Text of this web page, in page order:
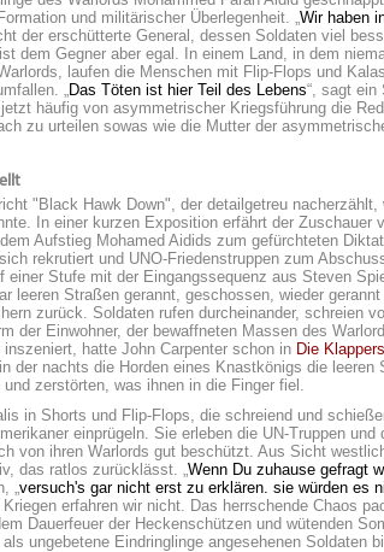
und militärischer Überlegenheit. „Wir haben
der erschütterte General, dessen Soldaten viel
dem Gegner aber egal. In einem Land, in dem
laufen die Menschen mit Flip-Flops und
„Das Töten ist hier Teil des Lebens“, sagt ein
häufig von asymmetrischer Kriegsführung die
zu urteilen sowas wie die Mutter der
"Black Hawk Down", der detailgetreu nacherzählt,
In einer kurzen Exposition erfährt der Zuschauer
Aufstieg Mohamed Aidids zum gefürchteten
rekrutiert und UNO-Friedenstruppen zum
Stufe mit der Eingangssequenz aus Steven
leeren Straßen gerannt, geschossen, wieder gerannt
zurück. Soldaten rufen durcheinander, schreien
der Einwohner, der bewaffneten Massen des
hatte John Carpenter schon in Die
der nachts die Horden eines Knastkönigs die leeren
zerstörten, was ihnen in die Finger fiel.
in Shorts und Flip-Flops, die schreiend und
einprügeln. Sie erleben die UN-Truppen und
von ihren Warlords gut beschützt. Aus Sicht
das ratlos zurücklässt. „Wenn Du zuhause gefragt
„versuch's gar nicht erst zu erklären. sie würden es
erfahren wir nicht. Das herrschende Chaos
Dauerfeuer der Heckenschützen und wütenden
ungebetene Eindringlinge angesehenen Soldaten